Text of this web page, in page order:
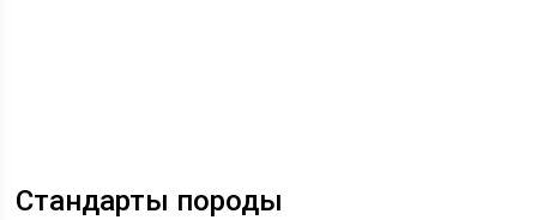
Стандарты породы